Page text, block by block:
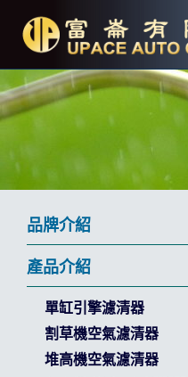
品牌介紹
產品介紹
單缸引擎濾清器
割草機空氣濾清器
堆高機空氣濾清器